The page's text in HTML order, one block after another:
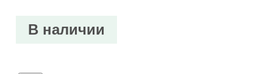
В наличии